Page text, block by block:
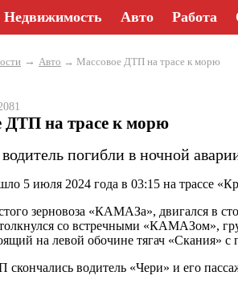
Недвижимость Авто Работа
→ Авто → Массовое ДТП на трасе к морю
ДТП на трасе к морю
погибли в ночной
5 июля 2024 года в 03:15 на трассе
зерновоза «КАМАЗа», двигался в
со встречными «КАМАЗом»,
на левой обочине тягач «Скания»
водитель «Чери» и его